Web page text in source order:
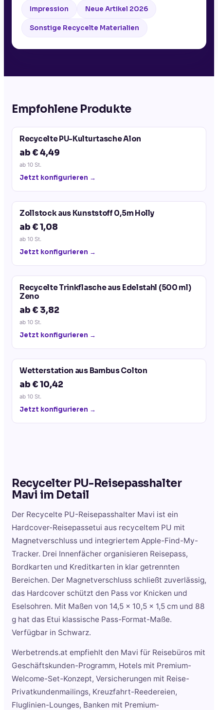
Impression Neue Artikel 2026
Sonstige Recycelte Materialien
Empfohlene Produkte
Recycelte PU-Kulturtasche Alon
ab € 4,49
ab 10 St.
Jetzt konfigurieren →
Zollstock aus Kunststoff 0,5m Holly
ab € 1,08
ab 10 St.
Jetzt konfigurieren →
Recycelte Trinkflasche aus Edelstahl (500 ml)
Zeno
ab € 3,82
ab 10 St.
Jetzt konfigurieren →
Wetterstation aus Bambus Colton
ab € 10,42
ab 10 St.
Jetzt konfigurieren →
Recycelter PU-Reisepasshalter
Mavi im Detail
Der Recycelte PU-Reisepasshalter Mavi ist ein
Hardcover-Reisepassetui aus recyceltem PU mit
Magnetverschluss und integriertem Apple-Find-My-
Tracker. Drei Innenfächer organisieren Reisepass,
Bordkarten und Kreditkarten in klar getrennten
Bereichen. Der Magnetverschluss schließt zuverlässig,
das Hardcover schützt den Pass vor Knicken und
Eselsohren. Mit Maßen von 14,5 x 10,5 x 1,5 cm und 88
g hat das Etui klassische Pass-Format-Maße.
Verfügbar in Schwarz.
Werbetrends.at empfiehlt den Mavi für Reisebüros mit
Geschäftskunden-Programm, Hotels mit Premium-
Welcome-Set-Konzept, Versicherungen mit Reise-
Privatkundenmailings, Kreuzfahrt-Reedereien,
Fluglinien-Lounges, Banken mit Premium-